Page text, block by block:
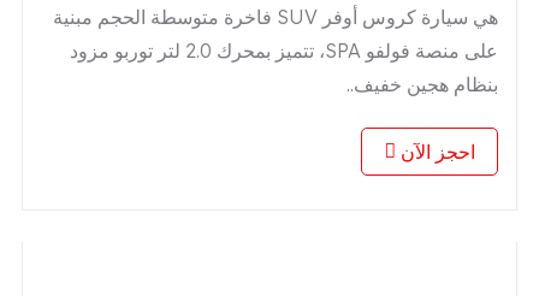
هي سيارة كروس أوفر SUV فاخرة متوسطة الحجم مبنية
على منصة فولفو SPA، تتميز بمحرك 2.0 لتر توربو مزود
بنظام هجين خفيف..
احجز الآن